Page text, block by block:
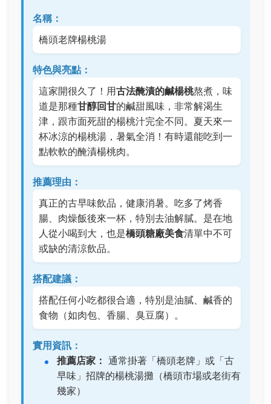
名稱：
橋頭老牌楊桃湯
特色與亮點：
這家開很久了！用古法醃漬的鹹楊桃熬煮，味
道是那種甘醇回甘的鹹甜風味，非常解渴生
津，跟市面死甜的楊桃汁完全不同。夏天來一
杯冰涼的楊桃湯，暑氣全消！有時還能吃到一
點軟軟的醃漬楊桃肉。
推薦理由：
真正的古早味飲品，健康消暑。吃多了烤香
腸、肉燥飯後來一杯，特別去油解膩。是在地
人從小喝到大，也是橋頭糖廠美食清單中不可
或缺的清涼飲品。
搭配建議：
搭配任何小吃都很合適，特別是油膩、鹹香的
食物（如肉包、香腸、臭豆腐）。
實用資訊：
推薦店家： 通常掛著「橋頭老牌」或「古
早味」招牌的楊桃湯攤（橋頭市場或老街有
幾家）